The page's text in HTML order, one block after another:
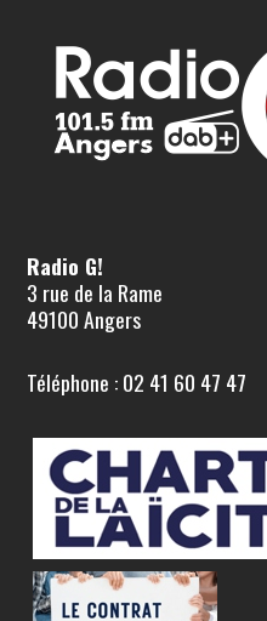
Radio G!
3 rue de la Rame
49100 Angers
Téléphone : 02 41 60 47 47